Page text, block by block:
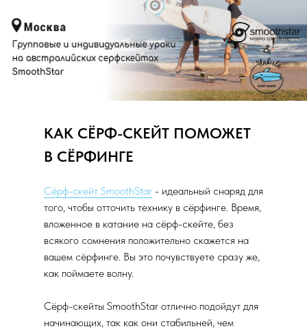
КАК СЁРФ-СКЕЙТ ПОМОЖЕТ
В СЁРФИНГЕ
Сёрф-скейт SmoothStar - идеальный снаряд для
того, чтобы отточить технику в сёрфинге. Время,
вложенное в катание на сёрф-скейте, без
всякого сомнения положительно скажется на
вашем сёрфинге. Вы это почувствуете сразу же,
как поймаете волну.
Сёрф-скейты SmoothStar отлично подойдут для
начинающих, так как они стабильней, чем